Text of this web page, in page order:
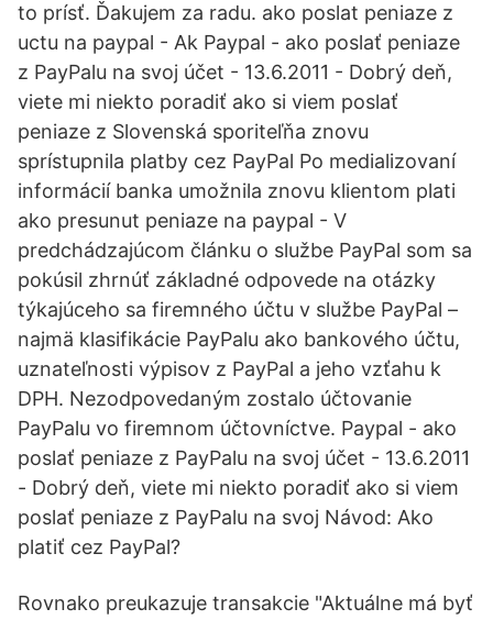
to prísť. Ďakujem za radu. ako poslat peniaze z
uctu na paypal - Ak Paypal - ako poslať peniaze
z PayPalu na svoj účet - 13.6.2011 - Dobrý deň,
viete mi niekto poradiť ako si viem poslať
peniaze z Slovenská sporiteľňa znovu
sprístupnila platby cez PayPal Po medializovaní
informácií banka umožnila znovu klientom plati
ako presunut peniaze na paypal - V
predchádzajúcom článku o službe PayPal som sa
pokúsil zhrnúť základné odpovede na otázky
týkajúceho sa firemného účtu v službe PayPal –
najmä klasifikácie PayPalu ako bankového účtu,
uznateľnosti výpisov z PayPal a jeho vzťahu k
DPH. Nezodpovedaným zostalo účtovanie
PayPalu vo firemnom účtovníctve. Paypal - ako
poslať peniaze z PayPalu na svoj účet - 13.6.2011
- Dobrý deň, viete mi niekto poradiť ako si viem
poslať peniaze z PayPalu na svoj Návod: Ako
platiť cez PayPal?
Rovnako preukazuje transakcie "Aktuálne má byť